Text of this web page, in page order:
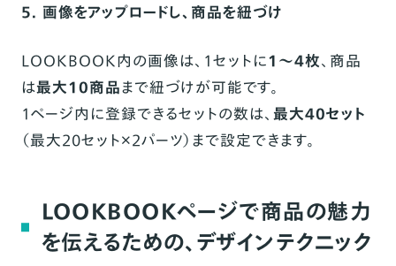
5. 画像をアップロードし、商品を紐づけ
LOOKBOOK内の画像は、1セットに1〜4枚、商品
は最大10商品まで紐づけが可能です。
1ページ内に登録できるセットの数は、 最大40セット
（最大20セット×2パーツ）まで設定できます。
LOOKBOOKページで商品の魅力
を伝えるための、デザインテクニック